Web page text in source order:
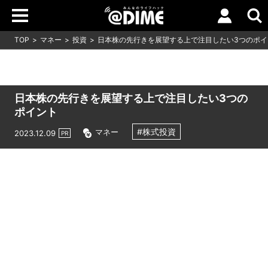
TOP マネー 投資 日本株の先行きを展望する上で注目したい3つのポ
日本株の先行きを展望する上で注目したい3つの
ポイント
2023.12.09 PR マネー #株式投資